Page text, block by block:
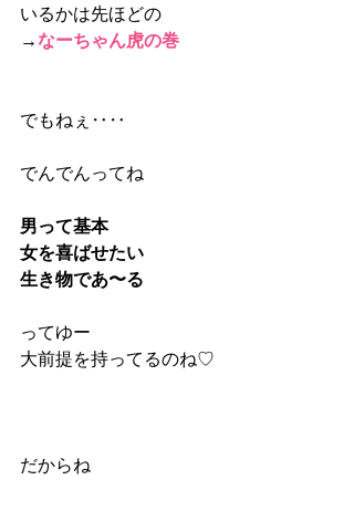
いるかは先ほどの
→なーちゃん虎の巻
でもねぇ‥‥
でんでんってね
男って基本
女を喜ばせたい
生き物であ〜る
ってゆー
大前提を持ってるのね♡
だからね